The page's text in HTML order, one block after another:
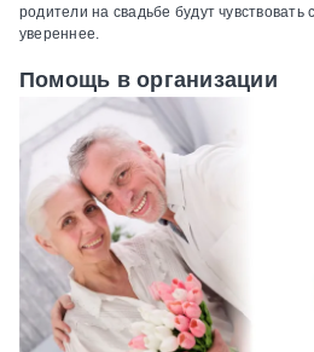
родители на свадьбе будут
увереннее.
Помощь в организации